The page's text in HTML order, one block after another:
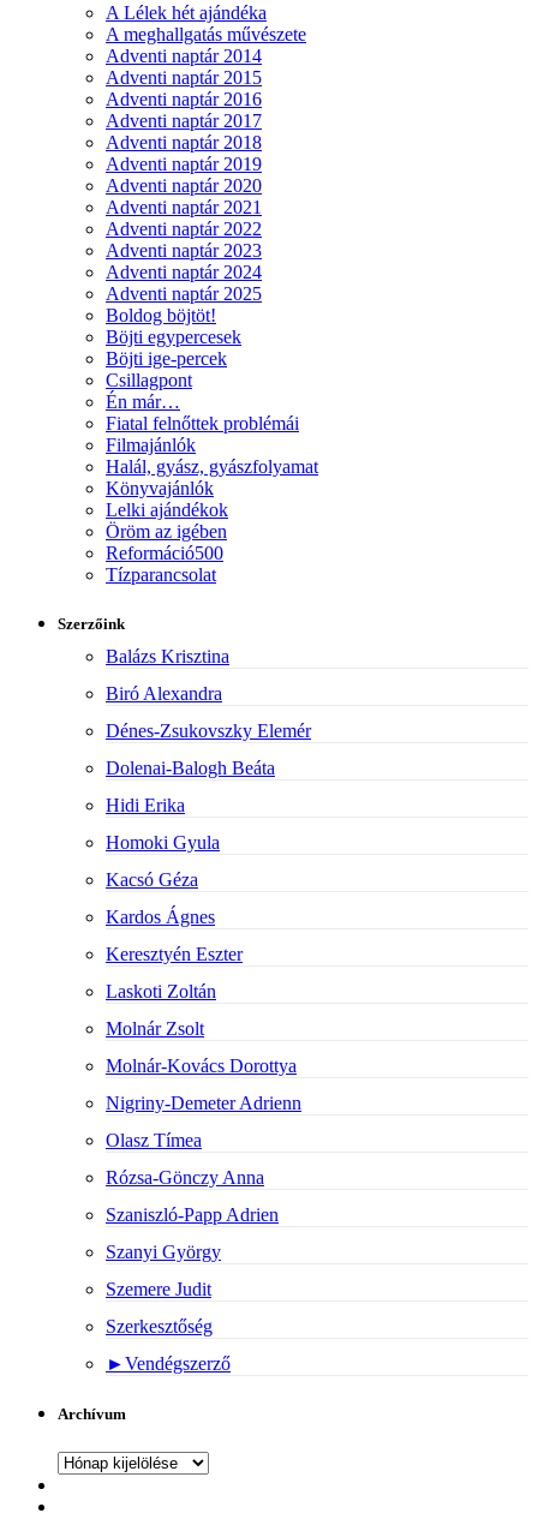
A Lélek hét ajándéka
A meghallgatás művészete
Adventi naptár 2014
Adventi naptár 2015
Adventi naptár 2016
Adventi naptár 2017
Adventi naptár 2018
Adventi naptár 2019
Adventi naptár 2020
Adventi naptár 2021
Adventi naptár 2022
Adventi naptár 2023
Adventi naptár 2024
Adventi naptár 2025
Boldog böjtöt!
Böjti egypercesek
Böjti ige-percek
Csillagpont
Én már…
Fiatal felnőttek problémái
Filmajánlók
Halál, gyász, gyászfolyamat
Könyvajánlók
Lelki ajándékok
Öröm az igében
Reformáció500
Tízparancsolat
Szerzőink
Balázs Krisztina
Biró Alexandra
Dénes-Zsukovszky Elemér
Dolenai-Balogh Beáta
Hidi Erika
Homoki Gyula
Kacsó Géza
Kardos Ágnes
Keresztyén Eszter
Laskoti Zoltán
Molnár Zsolt
Molnár-Kovács Dorottya
Nigriny-Demeter Adrienn
Olasz Tímea
Rózsa-Gönczy Anna
Szaniszló-Papp Adrien
Szanyi György
Szemere Judit
Szerkesztőség
►Vendégszerző
Archívum
Archívum